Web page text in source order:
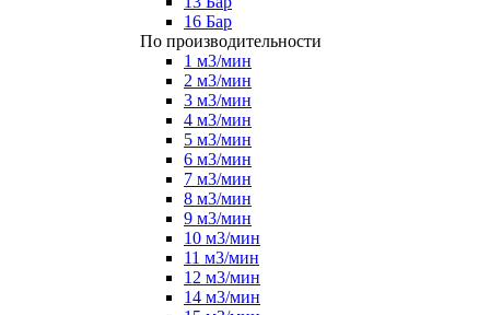
16 Бар
По производительности
1 м3/мин
2 м3/мин
3 м3/мин
4 м3/мин
5 м3/мин
6 м3/мин
7 м3/мин
8 м3/мин
9 м3/мин
10 м3/мин
11 м3/мин
12 м3/мин
14 м3/мин